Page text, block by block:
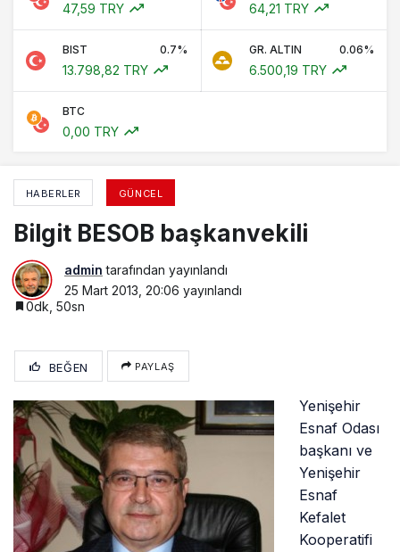
47,59 TRY 64,21 TRY
BIST 0.7%
13.798,82 TRY
GR. ALTIN 0.06%
6.500,19 TRY
BTC
0,00 TRY
HABERLER GÜNCEL
Bilgit BESOB başkanvekili
admin tarafından yayınlandı
25 Mart 2013, 20:06 yayınlandı
0dk, 50sn
BEĞEN PAYLAŞ
Yenişehir
Esnaf Odası
başkanı ve
Yenişehir
Esnaf
Kefalet
Kooperatifi